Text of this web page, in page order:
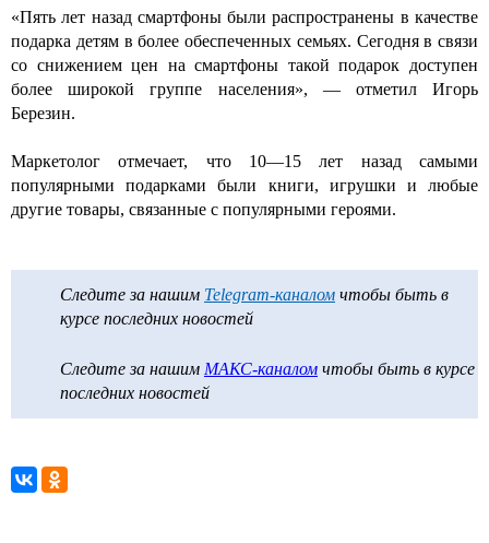
«Пять лет назад смартфоны были распространены в качестве
подарка детям в более обеспеченных семьях. Сегодня в связи
со снижением цен на смартфоны такой подарок доступен
более широкой группе населения», — отметил Игорь
Березин.
Маркетолог отмечает, что 10—15 лет назад самыми
популярными подарками были книги, игрушки и любые
другие товары, связанные с популярными героями.
Следите за нашим Telegram-каналом чтобы быть в
курсе последних новостей
Следите за нашим МАКС-каналом чтобы быть в курсе
последних новостей